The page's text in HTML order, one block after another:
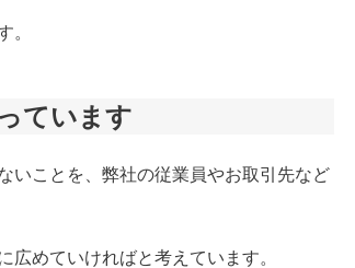
。
ています
いことを、弊社の従業員やお取引先など
めていければと考えています。